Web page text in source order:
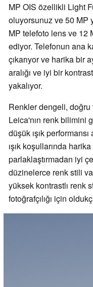
MP OIS özellikli Light
oluyorsunuz ve 50 MP
MP telefoto lens ve 12
ediyor. Telefonun ana
çıkarıyor ve harika bir
aralığı ve iyi bir
yakalıyor.
Renkler dengeli,
Leica'nın renk bilimini
düşük ışık
ışık koşullarında
parlaklaştırmadan iyi
düzinelerce renk stili
yüksek kontrastlı renk
fotoğrafçılığı için